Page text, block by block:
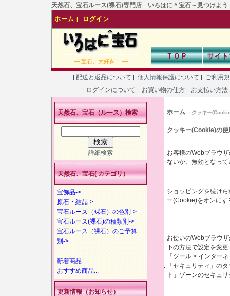
天然石、宝石ルース(裸石)専門店 いろはに＾宝石～見つけよ
ホーム | ログイン
― 宝石、大好き！ ―
ＴＯＰ サイ
| 配送と返品について | 個人情報保護について | ご利用
| ログインについて | お買い物の仕方 | お支払い方法
ホーム :: クッキー
クッキー(Cookie)の使
お客様のWebブラウ
ないか、無効となって
ショッピングを続け
ー(Cookie)をオンに
お使いのWebブラウ
下の方法で設定を変
「ツール > インター
「セキュリティ」の
ト」ゾーンのセキュ
天然石、宝石（ルース）検索
詳細検索
天然石、宝石( カテゴリ）
宝飾品->
原石・結晶->
宝石ルース（裸石）の色別->
宝石ルース(裸石)の種類別->
宝石ルース（裸石）のご予算
別->
新着商品...
おすすめ商品...
更新情報（お知らせ）